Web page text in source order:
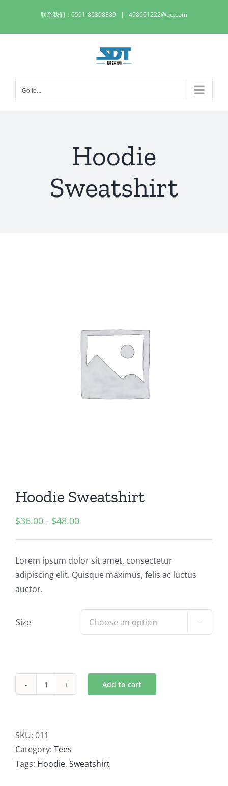
content
联系我们：0591-86398389 | 498601222@qq.com
Go to...
Hoodie
Sweatshirt
Hoodie Sweatshirt
$36.00– $48.00
Lorem ipsum dolor sit amet, consectetur
adipiscing elit. Quisque maximus, felis ac luctus
auctor.
Size 
Hoodie
Add to cart
SKU: 011
Category: Tees
Tags: Hoodie, Sweatshirt